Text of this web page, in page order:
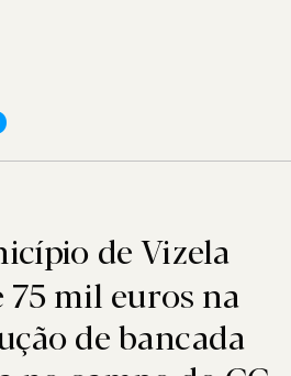
de Vizela
75 mil euros na
de bancada